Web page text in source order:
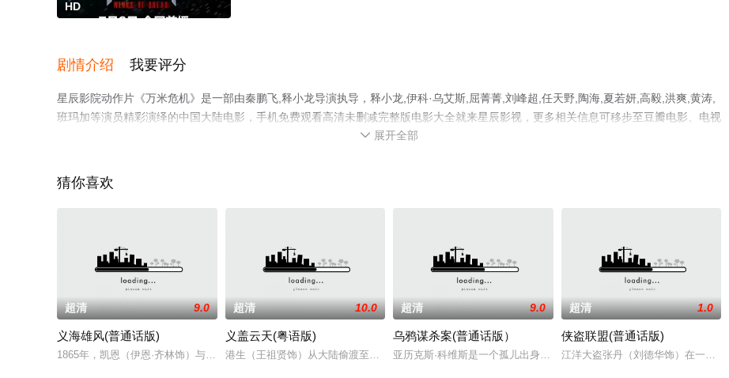
HD
剧情介绍 我要评分
星辰影院动作片《万米危机》是一部由秦鹏飞,释小龙导演执导，释小龙,伊科·乌艾斯,屈菁菁,刘峰超,任天野,陶海,夏若妍,高毅,洪爽,黄涛,
班玛加等演员精彩演绎的中国大陆电影，手机免费观看高清未删减完整版电影大全就来星辰影视，更多相关信息可移步至豆瓣电影、电视
 展开全部
猜你喜欢
超清 9.0
义海雄风(普通话版)
1865年，凯恩（伊恩·齐林饰）与玛利（阿什丽·劳伦斯饰）穿越炎热的大沙漠时发现了昏倒的查尔蒙特（奥利弗·古鲁内尔饰），二
超清 10.0
义盖云天(粤语版)
港生（王祖贤饰）从大陆偷渡至香港，一路颠簸还被蛇头欺辱，搏斗过程中将蛇头打伤才逃脱出来，但外面的世
超清 9.0
乌鸦谋杀案(普通话版）
亚历克斯·科维斯是一个孤儿出身的卡车司机，他被诬陷杀害自己的女友
超清 1.0
侠盗联盟(普通话版)
江洋大盗张丹（刘德华饰）在一次